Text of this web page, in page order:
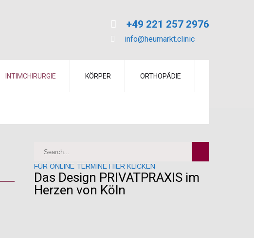
+49 221 257 2976
info@heumarkt.clinic
INTIMCHIRURGIE KÖRPER ORTHOPÄDIE
FÜR ONLINE TERMINE HIER KLICKEN
Das Design PRIVATPRAXIS im
Herzen von Köln